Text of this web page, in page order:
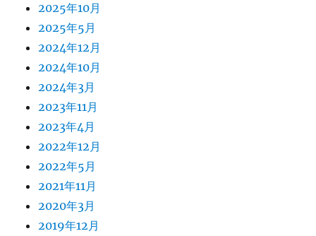
2025年10月
2025年5月
2024年12月
2024年10月
2024年3月
2023年11月
2023年4月
2022年12月
2022年5月
2021年11月
2020年3月
2019年12月